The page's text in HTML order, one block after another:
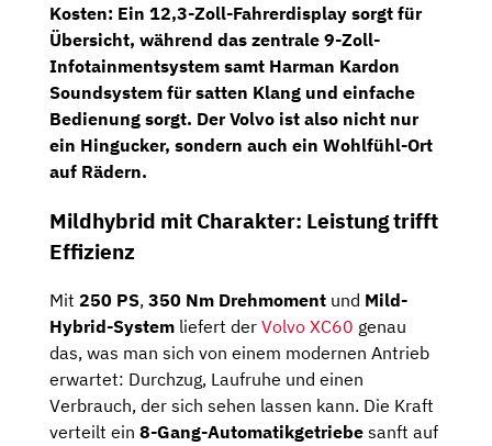
Kosten: Ein 12,3-Zoll-Fahrerdisplay sorgt für
Übersicht, während das zentrale 9-Zoll-
Infotainmentsystem samt Harman Kardon
Soundsystem für satten Klang und einfache
Bedienung sorgt. Der Volvo ist also nicht nur
ein Hingucker, sondern auch ein Wohlfühl-Ort
auf Rädern.
Mildhybrid mit Charakter: Leistung trifft
Effizienz
Mit 250 PS, 350 Nm Drehmoment und Mild-
Hybrid-System liefert der Volvo XC60 genau
das, was man sich von einem modernen Antrieb
erwartet: Durchzug, Laufruhe und einen
Verbrauch, der sich sehen lassen kann. Die Kraft
verteilt ein 8-Gang-Automatikgetriebe sanft auf